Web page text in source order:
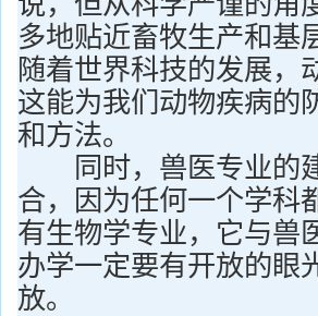
多地贴近畜牧生产和基
随着世界科技的发展，
这能为我们动物疾病的
和方法。
同时，兽医专业的建
合，因为任何一个学科
有生物学专业，它与兽
办学一定要有开放的眼
放。